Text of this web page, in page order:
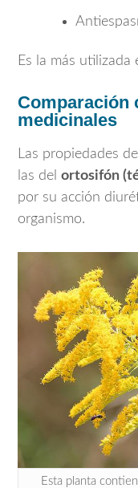
Es la más
Comparación
medicinales
Las propiedades
las del ortosifón
por su acción
organismo.
Esta planta